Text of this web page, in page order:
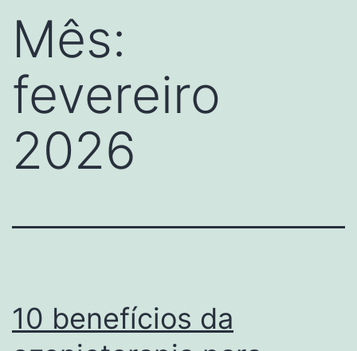
Mês:
fevereiro
2026
10 benefícios da